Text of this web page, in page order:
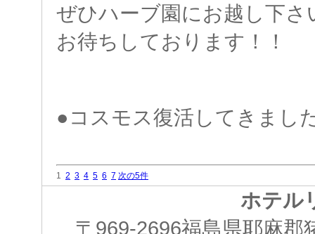
ぜひハーブ園にお越し下
お待ちしております！！
●コスモス復活してきまし
1 2 3 4 5 6 7 次の5件
ホテル
〒969-2696福島県耶麻